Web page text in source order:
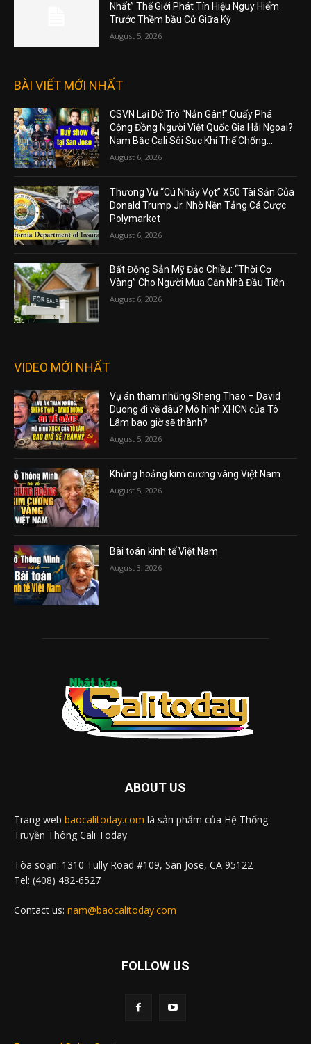
Nhất” Thế Giới Phát Tín Hiệu Nguy Hiểm
Trước Thềm bầu Cử Giữa Kỳ
August 5, 2026
BÀI VIẾT MỚI NHẤT
CSVN Lại Dở Trò “Nắn Gân!” Quấy Phá
Cộng Đồng Người Việt Quốc Gia Hải Ngoại?
Nam Bắc Cali Sôi Sục Khí Thế Chống...
August 6, 2026
Thương Vụ “Cú Nhảy Vọt” X50 Tài Sản Của
Donald Trump Jr. Nhờ Nền Tảng Cá Cược
Polymarket
August 6, 2026
Bất Động Sản Mỹ Đảo Chiều: “Thời Cơ
Vàng” Cho Người Mua Căn Nhà Đầu Tiên
August 6, 2026
VIDEO MỚI NHẤT
Vụ án tham nhũng Sheng Thao – David
Duong đi về đâu? Mô hình XHCN của Tô
Lâm bao giờ sẽ thành?
August 5, 2026
Khủng hoảng kim cương vàng Việt Nam
August 5, 2026
Bài toán kinh tế Việt Nam
August 3, 2026
ABOUT US
Trang web baocalitoday.com là sản phẩm của Hệ Thống
Truyền Thông Cali Today
Tòa soạn: 1310 Tully Road #109, San Jose, CA 95122
Tel: (408) 482-6527
Contact us: nam@baocalitoday.com
FOLLOW US